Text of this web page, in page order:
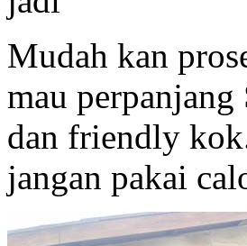
Mudah kan
mau
dan friendly
jangan pakai